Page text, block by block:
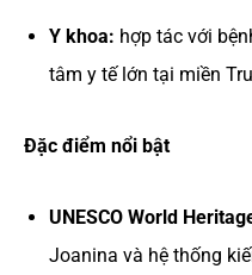
Y khoa: hợp tác với
tâm y tế lớn tại miền
Đặc điểm nổi bật
UNESCO World
Joanina và hệ thống